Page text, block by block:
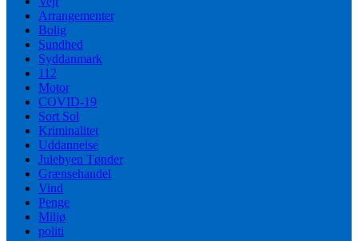
Arrangementer
Bolig
Sundhed
Syddanmark
112
Motor
COVID-19
Sort Sol
Kriminalitet
Uddannelse
Julebyen Tønder
Grænsehandel
Vind
Penge
Miljø
politi